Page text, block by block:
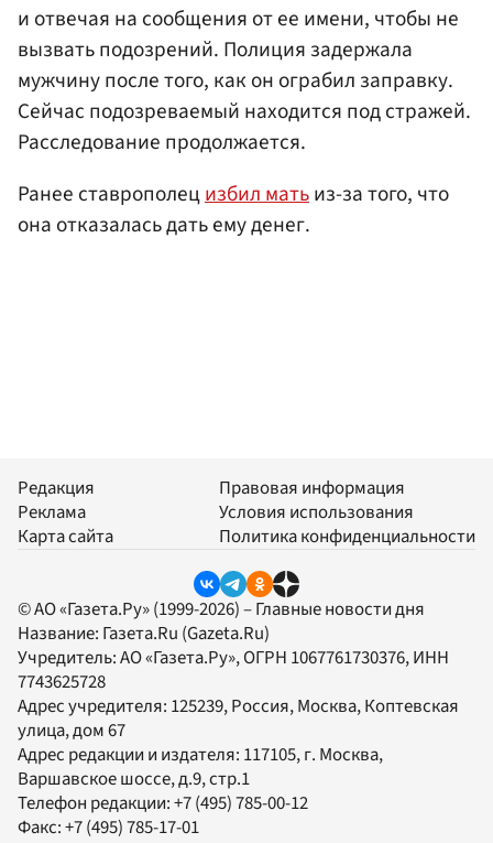
и отвечая на сообщения от ее имени, чтобы не
вызвать подозрений. Полиция задержала
мужчину после того, как он ограбил заправку.
Сейчас подозреваемый находится под стражей.
Расследование продолжается.
Ранее ставрополецизбил матьиз-за того, что
она отказалась дать ему денег.
Редакция
Реклама
Карта сайта
Правовая информация
Условия использования
Политика конфиденциальности
© АО «Газета.Ру» (1999-2026) – Главные новости дня
Название: Газета.Ru (Gazeta.Ru)
Учредитель:АО «Газета.Ру», ОГРН 1067761730376, ИНН
7743625728
Адрес учредителя: 125239, Россия, Москва, Коптевская
улица, дом 67
Адрес редакции и издателя: 117105, г. Москва,
Варшавское шоссе, д.9, стр.1
Телефон редакции:+7 (495) 785-00-12
Факс:+7 (495) 785-17-01